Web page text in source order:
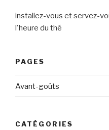
installez-vous et servez-
l'heure du thé
PAGES
Avant-goûts
CATÉGORIES